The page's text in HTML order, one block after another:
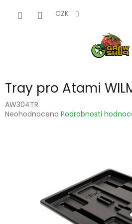
CZK
Tray pro Atami
AW304TR
Průměrné
Neohodnoceno Podrobnosti